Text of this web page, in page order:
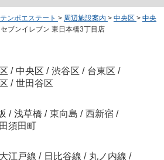
ンポエステート > 周辺施設案内 > 中央区 > 中央
セブンイレブン 東日本橋3丁目店
/ 中央区 / 渋谷区 / 台東区 /
/ 世田谷区
/ 浅草橋 / 東向島 / 西新宿 /
須田町
江戸線 / 日比谷線 / 丸ノ内線 /